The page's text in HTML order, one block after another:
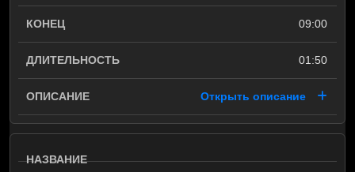
09:00
01:50
Открыть описание